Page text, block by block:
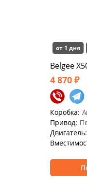
от 1 дня
Belgee
4 870 ₽
Коробка:
Привод:
Двигатель: